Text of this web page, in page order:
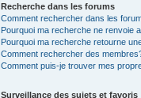
Recherche dans les forums
Comment rechercher dans les
Pourquoi ma recherche ne renvoie
Pourquoi ma recherche retourne
Comment rechercher des
Comment puis-je trouver mes
Surveillance des sujets et favoris